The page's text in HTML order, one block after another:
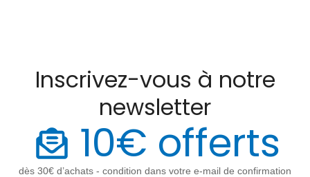
Inscrivez-vous à notre
newsletter
10€ offerts
dès 30€ d’achats - condition dans votre e-mail de confirmation